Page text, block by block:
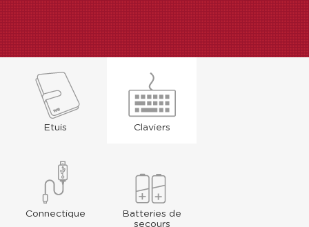
Etuis Claviers
Connectique
Batteries de
secours